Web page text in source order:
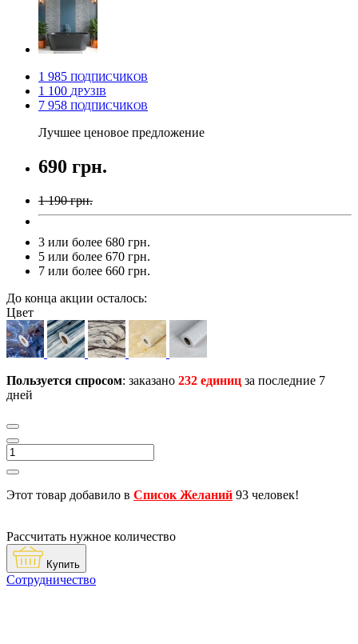
1 985 ПОДПИСЧИКОВ
1 100 ДРУЗІВ
7 958 ПОДПИСЧИКОВ
Лучшее ценовое предложение
690 грн.
1 190 грн.
3 или более 680 грн.
5 или более 670 грн.
7 или более 660 грн.
До конца акции осталось:
Цвет
Пользуется спросом: заказано 232 единиц за последние 7
дней
Этот товар добавило в Список Желаний 93 человек!
Рассчитать нужное количество
Купить
Сотрудничество